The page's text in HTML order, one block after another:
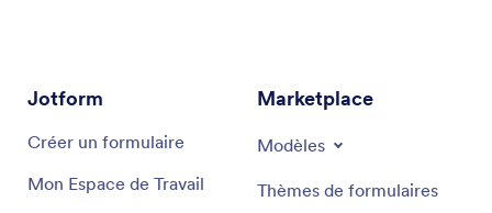
Jotform
Créer un formulaire
Mon Espace de Travail
Marketplace
Modèles
Thèmes de formulaires